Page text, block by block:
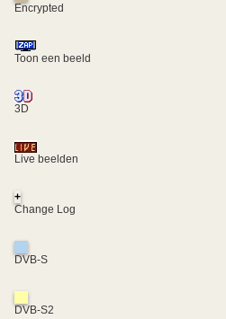
Encrypted
Toon een beeld
3D
Live beelden
+
Change Log
DVB-S
DVB-S2